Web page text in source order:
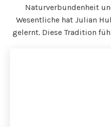
Naturverbundenheit
Wesentliche hat Julian
gelernt. Diese Tradition